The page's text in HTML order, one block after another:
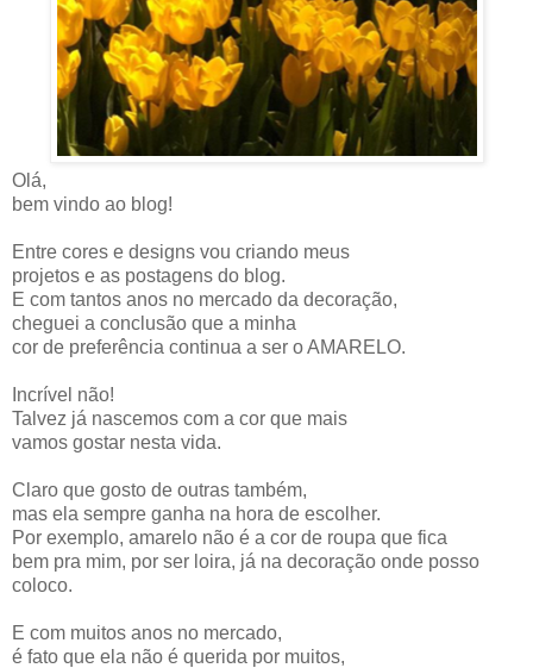
Olá,
bem vindo ao blog!
Entre cores e designs vou criando meus
projetos e as postagens do blog.
E com tantos anos no mercado da decoração,
cheguei a conclusão que a minha
cor de preferência continua a ser o AMARELO.
Incrível não!
Talvez já nascemos com a cor que mais
vamos gostar nesta vida.
Claro que gosto de outras também,
mas ela sempre ganha na hora de escolher.
Por exemplo, amarelo não é a cor de roupa que fica
bem pra mim, por ser loira, já na decoração onde posso
coloco.
E com muitos anos no mercado,
é fato que ela não é querida por muitos,